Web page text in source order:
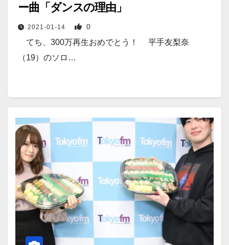
ー曲「ダンスの理由」
2021-01-14 0
てち、300万再生おめでとう！ 平手友梨奈
（19）のソロ…